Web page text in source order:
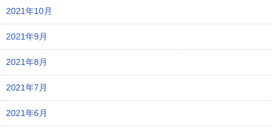
2021年10月
2021年9月
2021年8月
2021年7月
2021年6月